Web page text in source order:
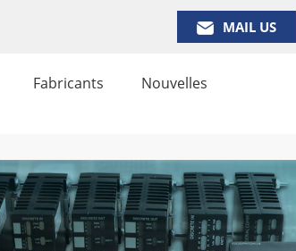
MAIL US
Fabricants Nouvelles